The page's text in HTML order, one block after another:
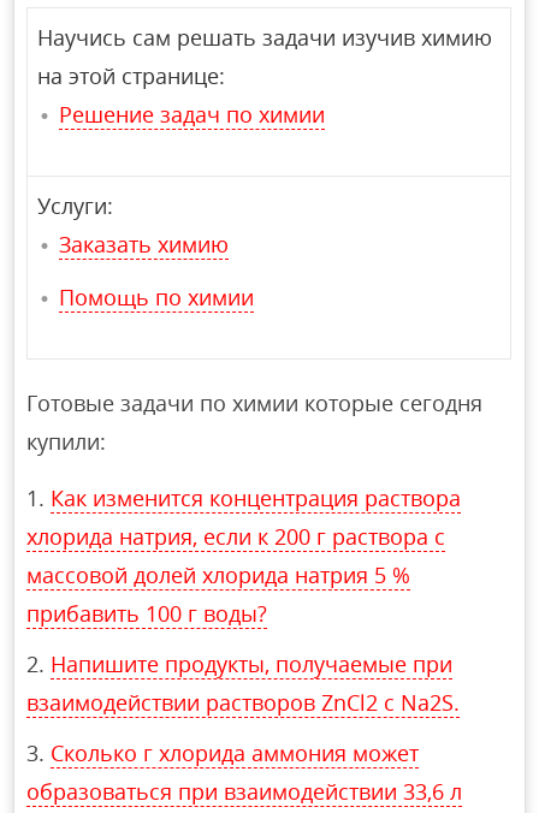
Научись сам решать задачи изучив химию
на этой странице:
Решение задач по химии
Услуги:
Заказать химию
Помощь по химии
Готовые задачи по химии которые сегодня
купили:
Как изменится концентрация раствора
хлорида натрия, если к 200 г раствора с
массовой долей хлорида натрия 5 %
прибавить 100 г воды?
Напишите продукты, получаемые при
взаимодействии растворов ZnCl2 с Na2S.
Сколько г хлорида аммония может
образоваться при взаимодействии 33,6 л